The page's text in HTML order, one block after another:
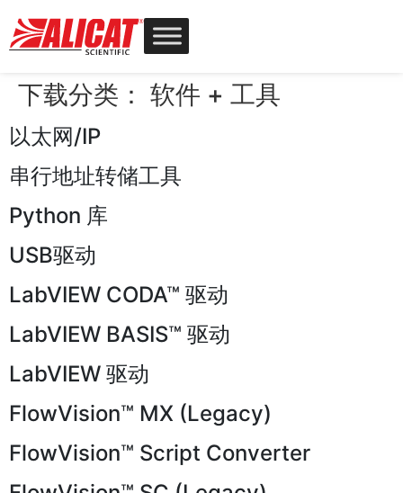
下载分类： 软件 + 工具
以太网/IP
串行地址转储工具
Python 库
USB驱动
LabVIEW CODA™ 驱动
LabVIEW BASIS™ 驱动
LabVIEW 驱动
FlowVision™ MX (Legacy)
FlowVision™ Script Converter